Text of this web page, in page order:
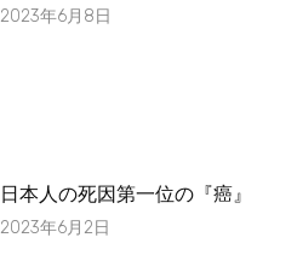
2023年6月8日
日本人の死因第一位の『癌』
2023年6月2日